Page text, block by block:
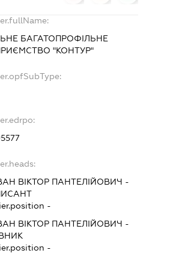
БАГАТОПРОФІЛЬНЕ
"КОНТУР"
ВІКТОР ПАНТЕЛІЙОВИЧ -
-
ВІКТОР ПАНТЕЛІЙОВИЧ -
-